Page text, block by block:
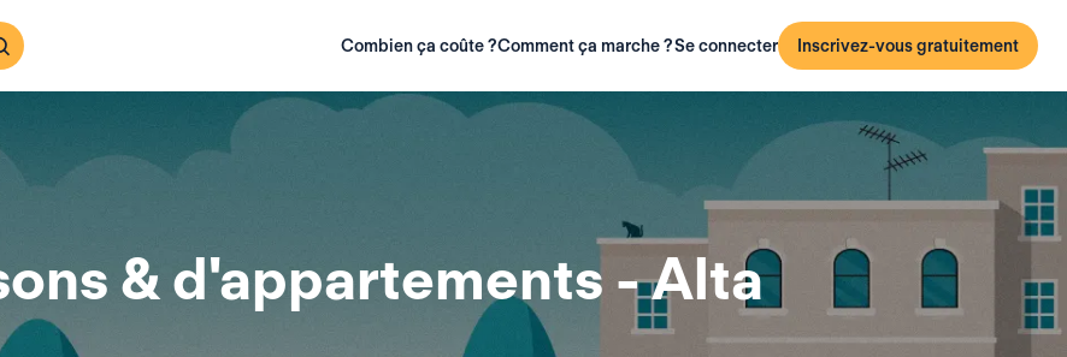
Combien ça coûte ?Comment ça marche ?Se connecter Inscrivez-vous gratuitement
& d'appartements - Alta